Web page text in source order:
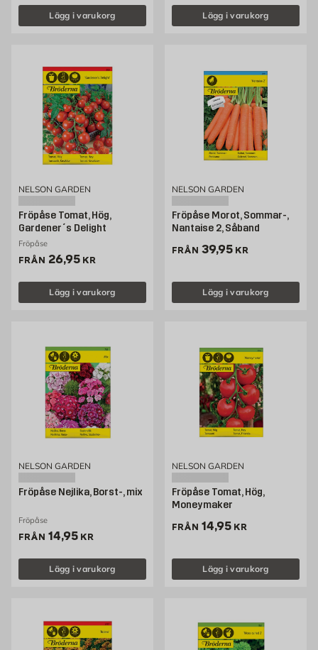
Lägg i varukorg Lägg i varukorg
NELSON GARDEN
Fröpåse Tomat, Hög,
Gardener´s Delight
Fröpåse
FRÅN Pris 26.95 kr
26,95 KR
Lägg i varukorg
NELSON GARDEN
Fröpåse Morot, Sommar-,
Nantaise 2, Såband
FRÅN Pris 39.95 kr
39,95 KR
Lägg i varukorg
NELSON GARDEN
Fröpåse Nejlika, Borst-, mix
Fröpåse
FRÅN Pris 14.95 kr
14,95 KR
Lägg i varukorg
NELSON GARDEN
Fröpåse Tomat, Hög,
Moneymaker
FRÅN Pris 14.95 kr
14,95 KR
Lägg i varukorg